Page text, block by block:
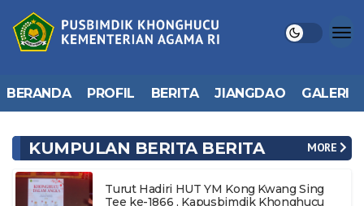
BERANDA PROFIL BERITA JIANGDAO GALERI
KUMPULAN BERITA BERITA MORE
Turut Hadiri HUT YM Kong Kwang Sing
Tee ke-1866 , Kapusbimdik Khonghucu